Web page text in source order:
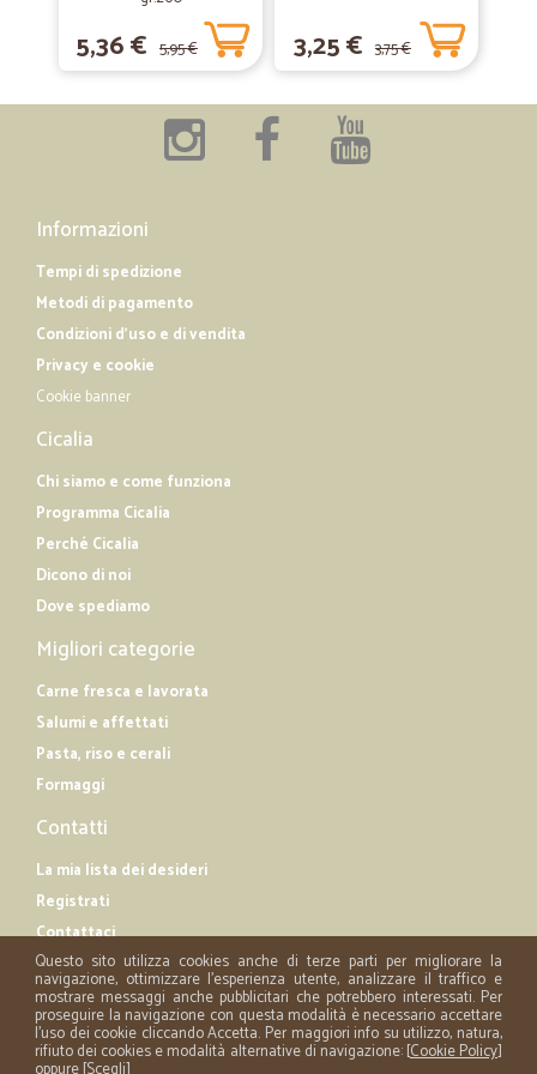
5,36 € 5,95 € 3,25 € 3,75 €
Informazioni
Tempi di spedizione
Metodi di pagamento
Condizioni d'uso e di vendita
Privacy e cookie
Cookie banner
Cicalia
Chi siamo e come funziona
Programma Cicalia
Perché Cicalia
Dicono di noi
Dove spediamo
Migliori categorie
Carne fresca e lavorata
Salumi e affettati
Pasta, riso e cerali
Formaggi
Contatti
La mia lista dei desideri
Registrati
Contattaci
Questo sito utilizza cookies anche di terze parti per migliorare la
navigazione, ottimizzare l'esperienza utente, analizzare il traffico e
mostrare messaggi anche pubblicitari che potrebbero interessati. Per
proseguire la navigazione con questa modalità è necessario accettare
l'uso dei cookie cliccando Accetta. Per maggiori info su utilizzo, natura,
rifiuto dei cookies e modalità alternative di navigazione: [Cookie Policy]